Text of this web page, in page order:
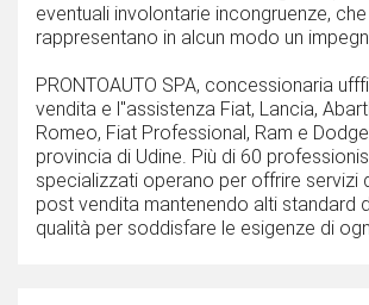
eventuali involontarie incongruenze,
rappresentano in alcun modo un
PRONTOAUTO SPA, concessionaria
vendita e l''assistenza Fiat, Lancia,
Romeo, Fiat Professional, Ram e
provincia di Udine. Più di 60
specializzati operano per offrire servizi
post vendita mantenendo alti standard
qualità per soddisfare le esigenze di